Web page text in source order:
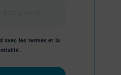
avec les termeset la